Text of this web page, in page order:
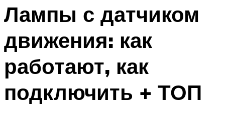
Лампы с датчиком
движения: как
работают, как
подключить + ТОП